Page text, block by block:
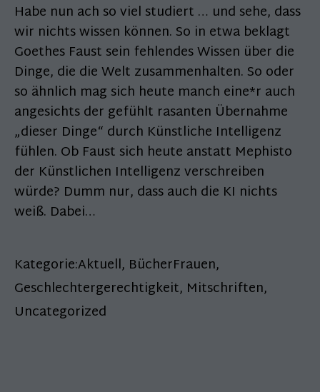
Habe nun ach so viel studiert … und sehe, dass
wir nichts wissen können. So in etwa beklagt
Goethes Faust sein fehlendes Wissen über die
Dinge, die die Welt zusammenhalten. So oder
so ähnlich mag sich heute manch eine*r auch
angesichts der gefühlt rasanten Übernahme
„dieser Dinge“ durch Künstliche Intelligenz
fühlen. Ob Faust sich heute anstatt Mephisto
der Künstlichen Intelligenz verschreiben
würde? Dumm nur, dass auch die KI nichts
weiß. Dabei…
Kategorie:Aktuell, BücherFrauen,
Geschlechtergerechtigkeit, Mitschriften,
Uncategorized